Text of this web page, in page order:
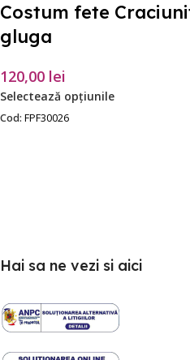
Costum fete
gluga
120,00 lei
Selectează opțiunile
Cod: FPF30026
Hai sa ne vezi si aici